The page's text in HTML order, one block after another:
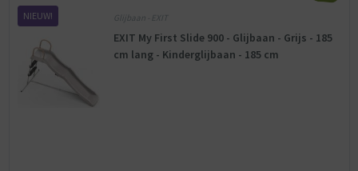
NIEUW! Glijbaan - EXIT
EXIT My First Slide 900 - Glijbaan - Grijs - 185
cm lang - Kinderglijbaan - 185 cm